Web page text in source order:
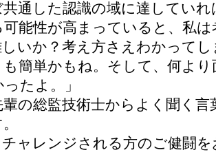
通した認識の域に達していれ
可能性が高まっていると、私
しいか？考え方さえわかって
簡単かもね。そして、何より
たよ。」
輩の総監技術士からよく聞く
ャレンジされる方のご健闘